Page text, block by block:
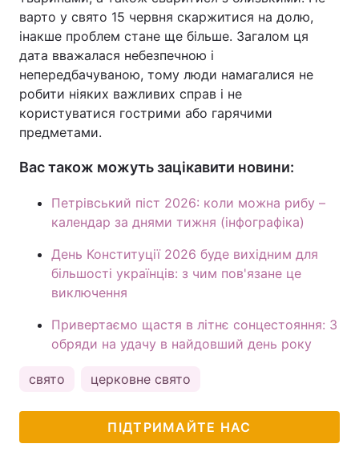
варто у свято 15 червня скаржитися на долю,
інакше проблем стане ще більше. Загалом ця
дата вважалася небезпечною і
непередбачуваною, тому люди намагалися не
робити ніяких важливих справ і не
користуватися гострими або гарячими
предметами.
Вас також можуть зацікавити новини:
Петрівський піст 2026: коли можна рибу –
календар за днями тижня (інфографіка)
День Конституції 2026 буде вихідним для
більшості українців: з чим пов'язане це
виключення
Привертаємо щастя в літнє сонцестояння: 3
обряди на удачу в найдовший день року
свято церковне свято
ПІДТРИМАЙТЕ НАС